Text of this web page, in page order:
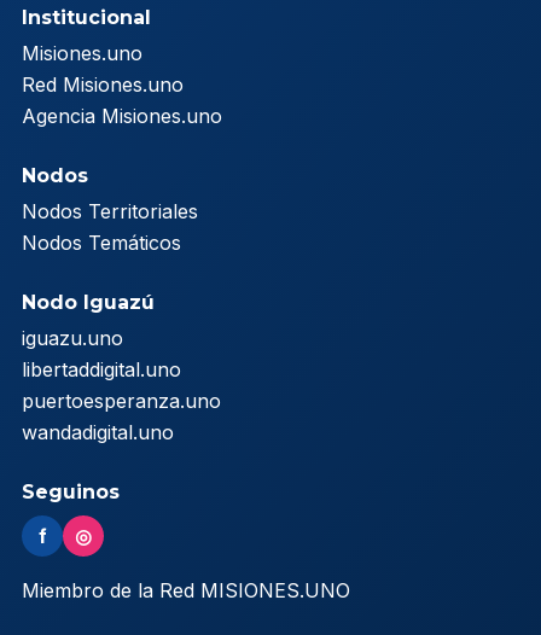
Institucional
Misiones.uno
Red Misiones.uno
Agencia Misiones.uno
Nodos
Nodos Territoriales
Nodos Temáticos
Nodo Iguazú
iguazu.uno
libertaddigital.uno
puertoesperanza.uno
wandadigital.uno
Seguinos
f ◎
Miembro de la Red MISIONES.UNO